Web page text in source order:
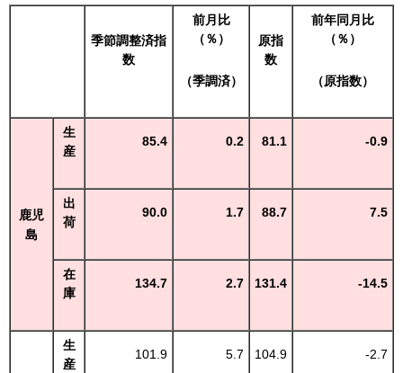
季節調整済指
数
前月比
（％）
（季調済）
原指
数
前年同月比
（％）
（原指数）
鹿児
島
生
産
85.4 0.2 81.1 -0.9
出
荷
90.0 1.7 88.7 7.5
在
庫
134.7 2.7 131.4 -14.5
生
産
101.9 5.7 104.9 -2.7